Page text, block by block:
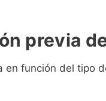
previa
función del tipo